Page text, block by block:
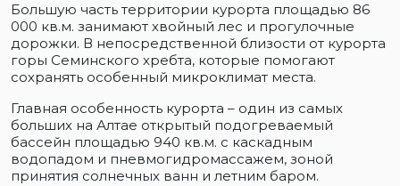
Большую часть территории курорта площадью 86
000 кв.м. занимают хвойный лес и прогулочные
дорожки. В непосредственной близости от курорта
горы Семинского хребта, которые помогают
сохранять особенный микроклимат места.
Главная особенность курорта – один из самых
больших на Алтае открытый подогреваемый
бассейн площадью 940 кв.м. с каскадным
водопадом и пневмогидромассажем, зоной
принятия солнечных ванн и летним баром.